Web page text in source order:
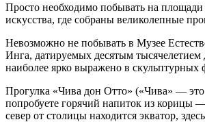
Просто необходимо побывать на
искусства, где собраны великолепные
Невозможно не побывать в Музее
Инга, датируемых десятым
наиболее ярко выражено в
Прогулка «Чива дон Отто» («Чива» —
попробуете горячий напиток из корицы
север от столицы находится экватор,